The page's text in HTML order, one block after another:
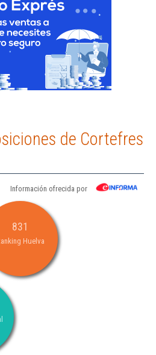
de Cortefres
Información ofrecida por
831
Huelva